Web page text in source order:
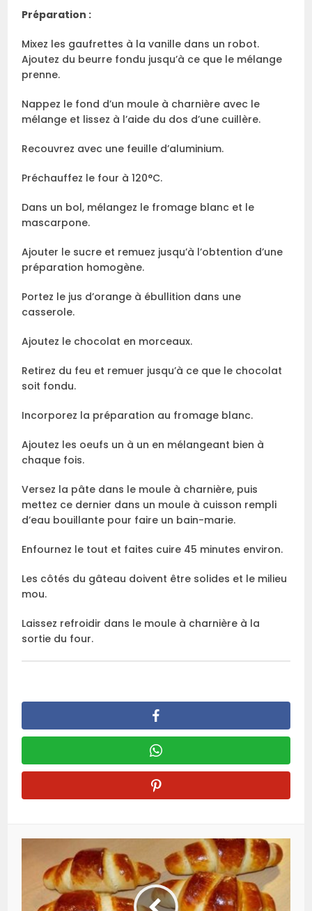
Préparation :
Mixez les gaufrettes à la vanille dans un robot.
Ajoutez du beurre fondu jusqu’à ce que le mélange
prenne.
Nappez le fond d’un moule à charnière avec le
mélange et lissez à l’aide du dos d’une cuillère.
Recouvrez avec une feuille d’aluminium.
Préchauffez le four à 120°C.
Dans un bol, mélangez le fromage blanc et le
mascarpone.
Ajouter le sucre et remuez jusqu’à l’obtention d’une
préparation homogène.
Portez le jus d’orange à ébullition dans une
casserole.
Ajoutez le chocolat en morceaux.
Retirez du feu et remuer jusqu’à ce que le chocolat
soit fondu.
Incorporez la préparation au fromage blanc.
Ajoutez les oeufs un à un en mélangeant bien à
chaque fois.
Versez la pâte dans le moule à charnière, puis
mettez ce dernier dans un moule à cuisson rempli
d’eau bouillante pour faire un bain-marie.
Enfournez le tout et faites cuire 45 minutes environ.
Les côtés du gâteau doivent être solides et le milieu
mou.
Laissez refroidir dans le moule à charnière à la
sortie du four.